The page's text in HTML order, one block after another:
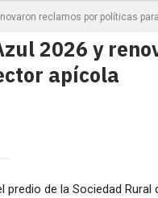
reclamos por políticas
2026 y
apícola
de la Sociedad Rural